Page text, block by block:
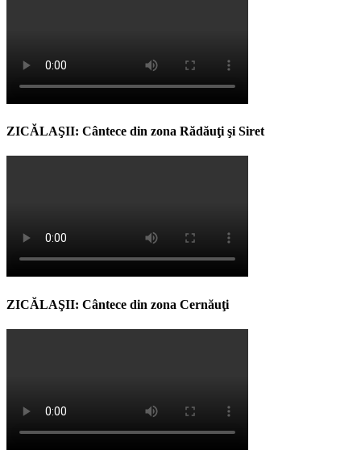
ZICĂLAŞII: Cântece din zona Rădăuţi şi Siret
ZICĂLAŞII: Cântece din zona Cernăuţi